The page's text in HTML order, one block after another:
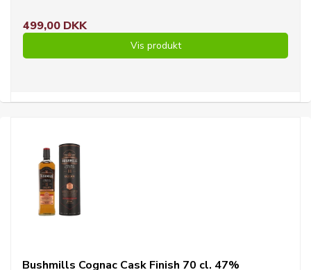
499,00 DKK
Vis produkt
Bushmills Cognac Cask Finish 70 cl. 47%